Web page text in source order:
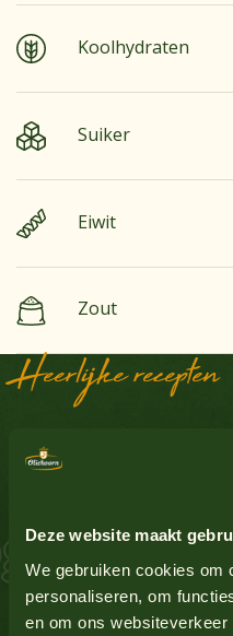
Deze website maakt
We gebruiken cookies om
personaliseren, om
en om ons
Koolhydraten
Suiker
Eiwit
Zout
Heerlijke recepten
Zalm
Glutenbevattende
Lupine